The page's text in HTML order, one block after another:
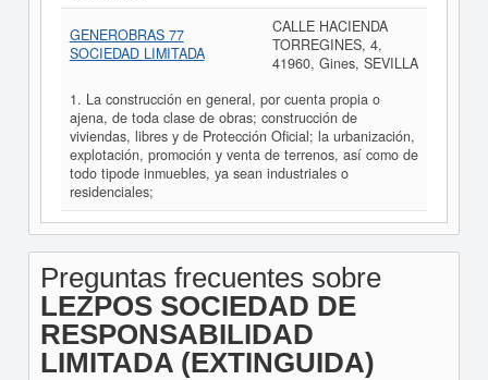
GENEROBRAS 77
SOCIEDAD LIMITADA
CALLE HACIENDA
TORREGINES, 4,
41960, Gines, SEVILLA
1. La construcción en general, por cuenta propia o
ajena, de toda clase de obras; construcción de
viviendas, libres y de Protección Oficial; la urbanización,
explotación, promoción y venta de terrenos, así como de
todo tipode inmuebles, ya sean industriales o
residenciales;
Preguntas frecuentes sobre
LEZPOS SOCIEDAD DE
RESPONSABILIDAD
LIMITADA (EXTINGUIDA)